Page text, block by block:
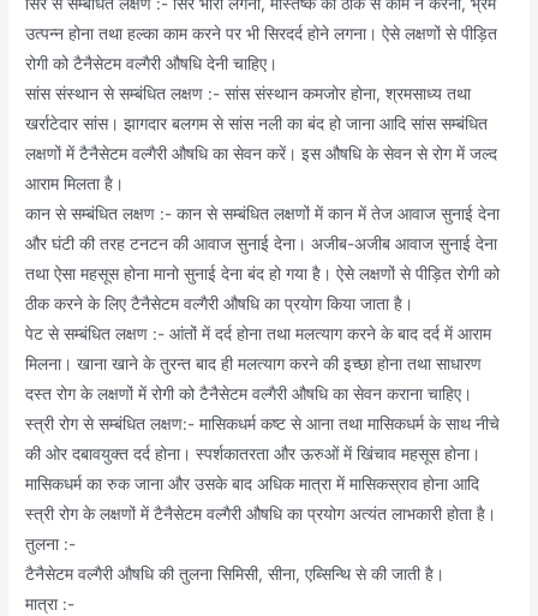
सिर से सम्बंधित लक्षण :- सिर भारी लगना, मस्तिष्क का ठीक से काम न करना, भ्रम
उत्पन्न होना तथा हल्का काम करने पर भी सिरदर्द होने लगना। ऐसे लक्षणों से पीड़ित
रोगी को टैनैसेटम वल्गैरी औषधि देनी चाहिए।
सांस संस्थान से सम्बंधित लक्षण :- सांस संस्थान कमजोर होना, श्रमसाध्य तथा
खर्राटेदार सांस। झागदार बलगम से सांस नली का बंद हो जाना आदि सांस सम्बंधित
लक्षणों में टैनैसेटम वल्गैरी औषधि का सेवन करें। इस औषधि के सेवन से रोग में जल्द
आराम मिलता है।
कान से सम्बंधित लक्षण :- कान से सम्बंधित लक्षणों में कान में तेज आवाज सुनाई देना
और घंटी की तरह टनटन की आवाज सुनाई देना। अजीब-अजीब आवाज सुनाई देना
तथा ऐसा महसूस होना मानो सुनाई देना बंद हो गया है। ऐसे लक्षणों से पीड़ित रोगी को
ठीक करने के लिए टैनैसेटम वल्गैरी औषधि का प्रयोग किया जाता है।
पेट से सम्बंधित लक्षण :- आंतों में दर्द होना तथा मलत्याग करने के बाद दर्द में आराम
मिलना। खाना खाने के तुरन्त बाद ही मलत्याग करने की इच्छा होना तथा साधारण
दस्त रोग के लक्षणों में रोगी को टैनैसेटम वल्गैरी औषधि का सेवन कराना चाहिए।
स्त्री रोग से सम्बंधित लक्षण:- मासिकधर्म कष्ट से आना तथा मासिकधर्म के साथ नीचे
की ओर दबावयुक्त दर्द होना। स्पर्शकातरता और ऊरुओं में खिंचाव महसूस होना।
मासिकधर्म का रुक जाना और उसके बाद अधिक मात्रा में मासिकस्राव होना आदि
स्त्री रोग के लक्षणों में टैनैसेटम वल्गैरी औषधि का प्रयोग अत्यंत लाभकारी होता है।
तुलना :-
टैनैसेटम वल्गैरी औषधि की तुलना सिमिसी, सीना, एब्सिन्थि से की जाती है।
मात्रा :-